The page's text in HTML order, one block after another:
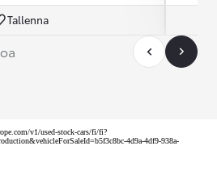
Tallenna
v1/used-stock-cars/fi/fi?
4d9a-4df9-938a-